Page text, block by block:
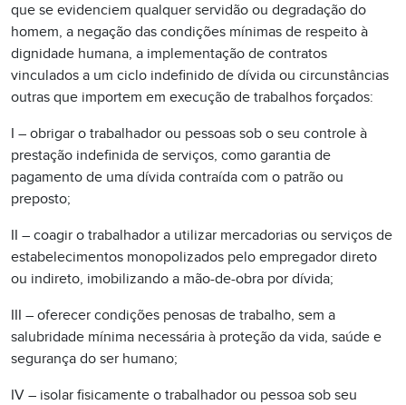
que se evidenciem qualquer servidão ou degradação do
homem, a negação das condições mínimas de respeito à
dignidade humana, a implementação de contratos
vinculados a um ciclo indefinido de dívida ou circunstâncias
outras que importem em execução de trabalhos forçados:
I – obrigar o trabalhador ou pessoas sob o seu controle à
prestação indefinida de serviços, como garantia de
pagamento de uma dívida contraída com o patrão ou
preposto;
II – coagir o trabalhador a utilizar mercadorias ou serviços de
estabelecimentos monopolizados pelo empregador direto
ou indireto, imobilizando a mão-de-obra por dívida;
III – oferecer condições penosas de trabalho, sem a
salubridade mínima necessária à proteção da vida, saúde e
segurança do ser humano;
IV – isolar fisicamente o trabalhador ou pessoa sob seu